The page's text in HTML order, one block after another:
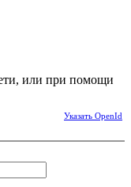
или при помощи
Указать OpenId